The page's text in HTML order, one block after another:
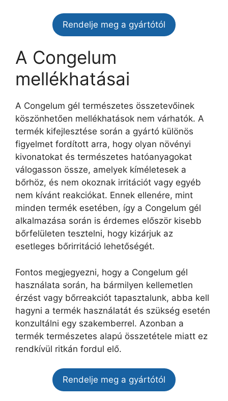
Rendelje meg a gyártótól
A Congelum
mellékhatásai
A Congelum gél természetes összetevőinek
köszönhetően mellékhatások nem várhatók. A
termék kifejlesztése során a gyártó különös
figyelmet fordított arra, hogy olyan növényi
kivonatokat és természetes hatóanyagokat
válogasson össze, amelyek kíméletesek a
bőrhöz, és nem okoznak irritációt vagy egyéb
nem kívánt reakciókat. Ennek ellenére, mint
minden termék esetében, így a Congelum gél
alkalmazása során is érdemes először kisebb
bőrfelületen tesztelni, hogy kizárjuk az
esetleges bőrirritáció lehetőségét.
Fontos megjegyezni, hogy a Congelum gél
használata során, ha bármilyen kellemetlen
érzést vagy bőrreakciót tapasztalunk, abba kell
hagyni a termék használatát és szükség esetén
konzultálni egy szakemberrel. Azonban a
termék természetes alapú összetétele miatt ez
rendkívül ritkán fordul elő.
Rendelje meg a gyártótól